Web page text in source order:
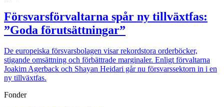
Försvarsförvaltarna spår ny tillväxtfas:
”Goda förutsättningar”
De europeiska försvarsbolagen visar rekordstora orderböcker,
stigande omsättning och förbättrade marginaler. Enligt förvaltarna
Joakim Agerback och Shayan Heidari går nu försvarssektorn in i en
ny tillväxtfas.
Fonder